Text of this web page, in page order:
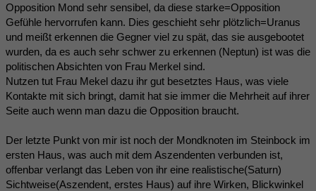
Opposition Mond sehr sensibel, da diese starke=Opposition
Gefühle hervorrufen kann. Dies geschieht sehr plötzlich=Uranus
und meißt erkennen die Gegner viel zu spät, das sie ausgebootet
wurden, da es auch sehr schwer zu erkennen (Neptun) ist was die
politischen Absichten von Frau Merkel sind.
Nutzen tut Frau Mekel dazu ihr gut besetztes Haus, was viele
Kontakte mit sich bringt, damit hat sie immer die Mehrheit auf ihrer
Seite auch wenn man dazu die Opposition braucht.
Der letzte Punkt von mir ist noch der Mondknoten im Steinbock im
ersten Haus, was auch mit dem Aszendenten verbunden ist,
offenbar verlangt das Leben von ihr eine realistische(Saturn)
Sichtweise(Aszendent, erstes Haus) auf ihre Wirken, Blickwinkel